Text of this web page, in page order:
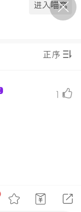
特辑
进入喵窝
正序
1